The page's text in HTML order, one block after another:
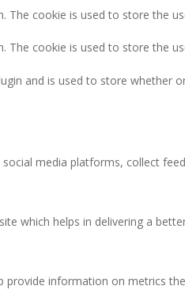
The cookie is used to store the
The cookie is used to store the
and is used to store
media platforms, collect
which helps in delivering a
information on metrics